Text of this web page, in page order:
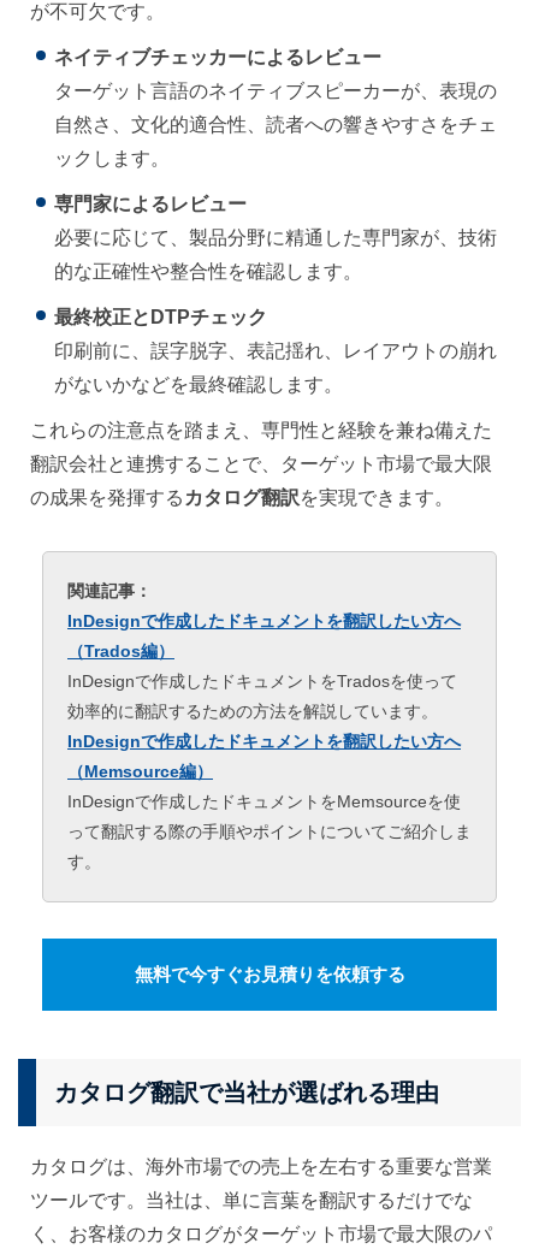
が不可欠です。
ネイティブチェッカーによるレビュー
ターゲット言語のネイティブスピーカーが、表現の
自然さ、文化的適合性、読者への響きやすさをチェ
ックします。
専門家によるレビュー
必要に応じて、製品分野に精通した専門家が、技術
的な正確性や整合性を確認します。
最終校正とDTPチェック
印刷前に、誤字脱字、表記揺れ、レイアウトの崩れ
がないかなどを最終確認します。
これらの注意点を踏まえ、専門性と経験を兼ね備えた
翻訳会社と連携することで、ターゲット市場で最大限
の成果を発揮する カタログ翻訳を実現できます。
関連記事：
InDesignで作成したドキュメントを翻訳したい方へ
（Trados編）
InDesignで作成したドキュメントをTradosを使って
効率的に翻訳するための方法を解説しています。
InDesignで作成したドキュメントを翻訳したい方へ
（Memsource編）
InDesignで作成したドキュメントをMemsourceを使
って翻訳する際の手順やポイントについてご紹介しま
す。
無料で今すぐお見積りを依頼する
カタログ翻訳で当社が選ばれる理由
カタログは、海外市場での売上を左右する重要な営業
ツールです。当社は、単に言葉を翻訳するだけでな
く、お客様のカタログがターゲット市場で最大限のパ